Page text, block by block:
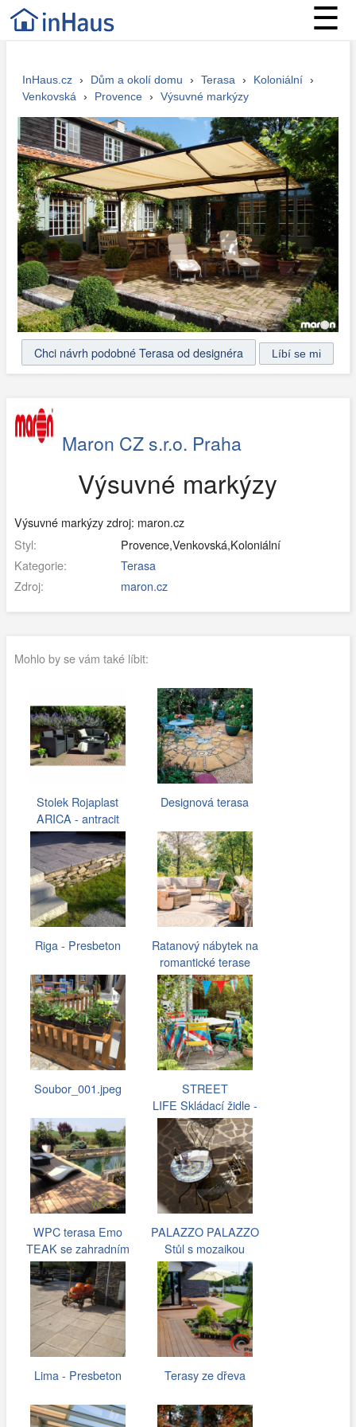
☰
InHaus.cz › Dům a okolí domu › Terasa › Koloniální ›
Venkovská
› Provence › Výsuvné markýzy
Chci návrh podobné Terasa od designéra
Maron CZ s.r.o. Praha
Výsuvné markýzy
Výsuvné markýzy zdroj: maron.cz
Styl:
Provence,Venkovská,Koloniální
Kategorie:
Terasa
Zdroj:
maron.cz
Mohlo by se vám také líbit:
Stolek Rojaplast
ARICA - antracit
Designová terasa
Riga - Presbeton
Ratanový nábytek na
romantické terase
Soubor_001.jpeg
STREET
LIFE Skládací židle -
bílá
WPC terasa Emo
TEAK se zahradním
jezírkem
PALAZZO PALAZZO
Stůl s mozaikou
modrý/ béžový
Lima - Presbeton Terasy ze dřeva